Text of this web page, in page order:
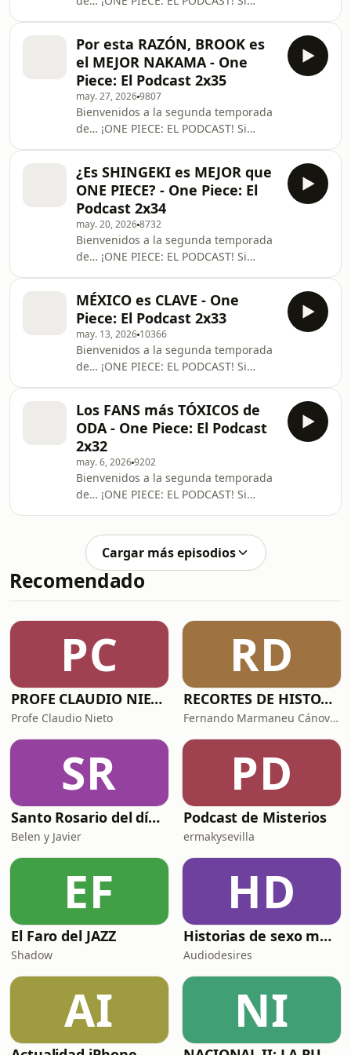
nuestras redes sociales! 💵 PATREON:
⁠⁠⁠⁠⁠⁠⁠⁠⁠⁠⁠⁠⁠⁠⁠⁠⁠⁠⁠⁠⁠⁠⁠⁠⁠⁠⁠⁠⁠⁠⁠⁠⁠⁠⁠⁠⁠⁠⁠⁠⁠⁠www.patreon.com/opeelpodcast⁠⁠⁠⁠⁠⁠⁠⁠⁠⁠⁠⁠⁠⁠⁠⁠⁠⁠⁠⁠⁠⁠⁠⁠⁠⁠⁠⁠⁠⁠⁠⁠⁠⁠⁠⁠⁠⁠⁠⁠⁠⁠ 🟨
FrigoAdri:
⁠⁠⁠⁠⁠⁠⁠⁠⁠⁠⁠⁠⁠⁠⁠⁠⁠⁠⁠⁠⁠⁠⁠⁠⁠⁠⁠⁠⁠⁠⁠⁠⁠⁠⁠⁠⁠⁠⁠⁠⁠⁠www.instagram.com/frigoadri⁠⁠⁠⁠⁠⁠⁠⁠⁠⁠⁠⁠⁠⁠⁠⁠⁠⁠⁠⁠⁠⁠⁠⁠⁠⁠⁠⁠⁠⁠⁠⁠⁠⁠⁠⁠⁠⁠⁠⁠⁠⁠ 🟪
Sekiam: ⁠⁠⁠⁠⁠⁠⁠⁠⁠⁠⁠⁠⁠⁠⁠⁠
Por esta RAZÓN, BROOK es
el MEJOR NAKAMA - One
Piece: El Podcast 2x35
may. 27, 20269807
Bienvenidos a la segunda temporada
de… ¡ONE PIECE: EL PODCAST! Si
⁠⁠⁠⁠⁠⁠⁠⁠⁠⁠⁠⁠⁠⁠⁠⁠⁠⁠⁠⁠⁠⁠⁠⁠⁠⁠⁠⁠⁠⁠⁠⁠⁠⁠⁠⁠⁠⁠⁠⁠⁠www.patreon.com/opeelpodcast⁠⁠⁠⁠⁠⁠⁠⁠⁠⁠⁠⁠⁠⁠⁠⁠⁠⁠⁠⁠⁠⁠⁠⁠⁠⁠⁠⁠⁠⁠⁠⁠⁠⁠⁠⁠⁠⁠⁠⁠⁠ 🟨
FrigoAdri:
⁠⁠⁠⁠⁠⁠⁠⁠⁠⁠⁠⁠⁠⁠⁠⁠⁠⁠⁠⁠⁠⁠⁠⁠⁠⁠⁠⁠⁠⁠⁠⁠⁠⁠⁠⁠⁠⁠⁠⁠⁠www.instagram.com/frigoadri⁠⁠⁠⁠⁠⁠⁠⁠⁠⁠⁠⁠⁠⁠⁠⁠⁠⁠⁠⁠⁠⁠⁠⁠⁠⁠⁠⁠⁠⁠⁠⁠⁠⁠⁠⁠⁠⁠⁠⁠⁠ 🟪
Sekiam: ⁠⁠⁠⁠⁠⁠⁠⁠⁠⁠⁠⁠⁠⁠⁠⁠⁠⁠⁠⁠
¿Es SHINGEKI es MEJOR que
ONE PIECE? - One Piece: El
Podcast 2x34
may. 20, 20268732
Bienvenidos a la segunda temporada
de… ¡ONE PIECE: EL PODCAST! Si
nuestras redes sociales! 💵 PATREON:
⁠⁠⁠⁠⁠⁠⁠⁠⁠⁠⁠⁠⁠⁠⁠⁠⁠⁠⁠⁠⁠⁠⁠⁠⁠⁠⁠⁠⁠⁠⁠⁠⁠⁠⁠⁠⁠⁠⁠⁠www.patreon.com/opeelpodcast⁠⁠⁠⁠⁠⁠⁠⁠⁠⁠⁠⁠⁠⁠⁠⁠⁠⁠⁠⁠⁠⁠⁠⁠⁠⁠⁠⁠⁠⁠⁠⁠⁠⁠⁠⁠⁠⁠⁠⁠ 🟨
FrigoAdri:
⁠⁠⁠⁠⁠⁠⁠⁠⁠⁠⁠⁠⁠⁠⁠⁠⁠⁠⁠⁠⁠⁠⁠⁠⁠⁠⁠⁠⁠⁠⁠⁠⁠⁠⁠⁠⁠⁠⁠⁠www.instagram.com/frigoadri⁠⁠⁠⁠⁠⁠⁠⁠⁠⁠⁠⁠⁠⁠⁠⁠⁠⁠⁠⁠⁠⁠⁠⁠⁠⁠⁠⁠⁠⁠⁠⁠⁠⁠⁠⁠⁠⁠⁠⁠ 🟪
Sekiam: ⁠⁠⁠⁠⁠⁠⁠⁠⁠⁠⁠⁠⁠⁠⁠⁠⁠⁠⁠⁠⁠⁠⁠⁠
MÉXICO es CLAVE - One
Piece: El Podcast 2x33
may. 13, 2026 10366
Bienvenidos a la segunda temporada
de… ¡ONE PIECE: EL PODCAST! Si
nuestras redes sociales! 💵 PATREON:
⁠⁠⁠⁠⁠⁠⁠⁠⁠⁠⁠⁠⁠⁠⁠⁠⁠⁠⁠⁠⁠⁠⁠⁠⁠⁠⁠⁠⁠⁠⁠⁠⁠⁠⁠⁠⁠⁠⁠www.patreon.com/opeelpodcast⁠⁠⁠⁠⁠⁠⁠⁠⁠⁠⁠⁠⁠⁠⁠⁠⁠⁠⁠⁠⁠⁠⁠⁠⁠⁠⁠⁠⁠⁠⁠⁠⁠⁠⁠⁠⁠⁠⁠ 🟨
FrigoAdri:
⁠⁠⁠⁠⁠⁠⁠⁠⁠⁠⁠⁠⁠⁠⁠⁠⁠⁠⁠⁠⁠⁠⁠⁠⁠⁠⁠⁠⁠⁠⁠⁠⁠⁠⁠⁠⁠⁠⁠www.instagram.com/frigoadri⁠⁠⁠⁠⁠⁠⁠⁠⁠⁠⁠⁠⁠⁠⁠⁠⁠⁠⁠⁠⁠⁠⁠⁠⁠⁠⁠⁠⁠⁠⁠⁠⁠⁠⁠⁠⁠⁠⁠ 🟪
Sekiam: ⁠⁠⁠⁠⁠⁠⁠⁠⁠⁠⁠⁠⁠⁠⁠⁠⁠⁠⁠⁠⁠⁠⁠⁠⁠⁠⁠⁠
Los FANS más TÓXICOS de
ODA - One Piece: El Podcast
2x32
may. 6, 20269202
Bienvenidos a la segunda temporada
de… ¡ONE PIECE: EL PODCAST! Si
⁠⁠⁠⁠⁠⁠⁠⁠⁠⁠⁠⁠⁠⁠⁠⁠⁠⁠⁠⁠⁠⁠⁠⁠⁠⁠⁠⁠⁠⁠⁠⁠⁠⁠⁠⁠⁠⁠www.patreon.com/opeelpodcast⁠⁠⁠⁠⁠⁠⁠⁠⁠⁠⁠⁠⁠⁠⁠⁠⁠⁠⁠⁠⁠⁠⁠⁠⁠⁠⁠⁠⁠⁠⁠⁠⁠⁠⁠⁠⁠⁠ 🟨
FrigoAdri:
⁠⁠⁠⁠⁠⁠⁠⁠⁠⁠⁠⁠⁠⁠⁠⁠⁠⁠⁠⁠⁠⁠⁠⁠⁠⁠⁠⁠⁠⁠⁠⁠⁠⁠⁠⁠⁠⁠www.instagram.com/frigoadri⁠⁠⁠⁠⁠⁠⁠⁠⁠⁠⁠⁠⁠⁠⁠⁠⁠⁠⁠⁠⁠⁠⁠⁠⁠⁠⁠⁠⁠⁠⁠⁠⁠⁠⁠⁠⁠⁠ 🟪
Sekiam: ⁠⁠⁠⁠⁠⁠⁠⁠⁠⁠⁠⁠⁠⁠⁠⁠⁠⁠⁠⁠⁠⁠⁠⁠⁠⁠⁠⁠⁠⁠⁠⁠
Cargar más episodios
Recomendado
PC
PROFE CLAUDIO NIETO
Profe Claudio Nieto
RD
RECORTES DE HISTORIA Y CIENCIA
Fernando Marmaneu Cánovas
SR
Santo Rosario del día. 🙏 Reza con nosotros en castellano 🇪🇸
Belen y Javier
PD
Podcast de Misterios
ermakysevilla
EF
El Faro del JAZZ
Shadow
HD
Historias de sexo muy intensas y calientes
Audiodesires
AI NI